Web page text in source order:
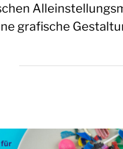
grafische